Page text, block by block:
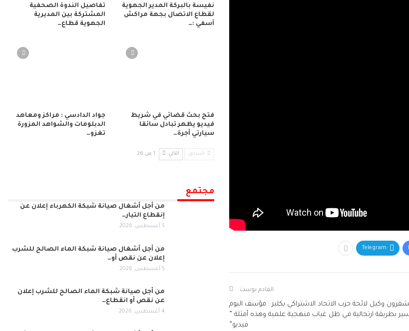
Telegram
القادم بوست
وكيل لائحة حزب الاتحاد الاشتراكي بكليز : مؤسف اليوم
بطريقة ارتجالية في ظل غياب منهجية علمية وهذه أمثلة ”
فيديو”
نفيسة بالبركة المدير الجهوية
لقطاع الاتصال بجهة مراكش
آسفي :…
تفاصيل الندوة الصحفية
المشتركة بين المديرية
الجهوية قطاع…
فتح بحث قضائي في شريط
فيديو يظهر تبادل سائقا
سيارتي أجرة…
جواد الدادسي : مراكز ومعاهد
الدبلومات والشواهد المزورة
تغزو…
السابق التالي 1 من 26
مجتمع
من أجل أشغال صيانة شبكة الكهرباء إعلان عن
إنقطاع التيار…
5 أغسطس, 2026
من أجل أشغال صيانة شبكة الماء الصالح للشرب
إعلان عن نقص أو…
5 أغسطس, 2026
من أجل صيانة شبكة الماء الصالح للشرب إعلان
عن نقص أو انقطاع…
4 أغسطس, 2026